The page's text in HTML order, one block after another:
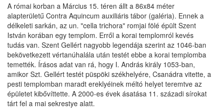
A római korban a Március 15. téren állt a 86x84 méter
alapterületű Contra Aquincum auxiliáris tábor (galéria). Ennek a
délkeleti sarkán, az un. "cella trichora" romjai fölé épült Szent
István korában egy templom. Erről a korai templomról kevés
tudás van. Szent Gellért nagyobb legendája szerint az 1046-ban
bekövetkezett vértanúhalála után testét ebbe a korai templomba
temették. Írásos adat van rá, hogy I. András király 1053-ban,
amikor Szt. Gellért testét püspöki székhelyére, Csanádra vitette, a
pesti templomban maradt ereklyéinek méltó helyet teremtve az
épületet kibővíttette. A 2000-es évek ásatása 11. századi sírokat
tárt fel a mai sekrestye alatt.